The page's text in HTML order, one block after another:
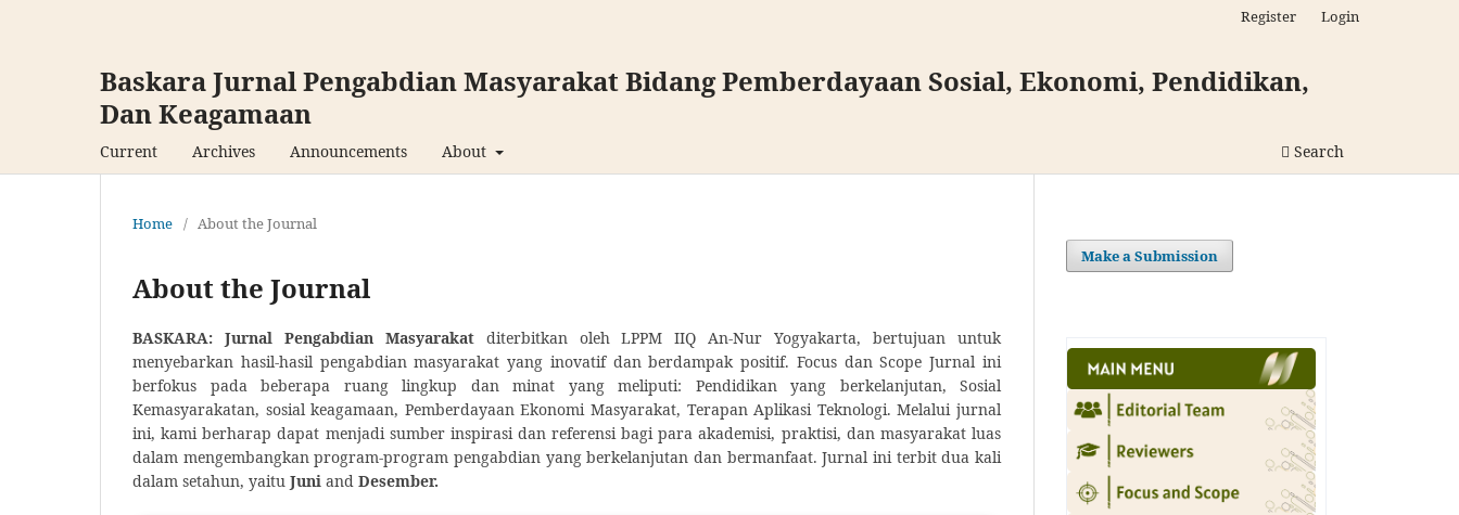
Baskara Jurnal Pengabdian Masyarakat Bidang Pemberdayaan Sosial, Ekonomi, Pendidikan,
Dan Keagamaan
Current Archives Announcements About Search
Register Login
Home / About the Journal
About the Journal
BASKARA: Jurnal Pengabdian Masyarakatditerbitkan oleh LPPM IIQ An-Nur Yogyakarta, bertujuan untuk
menyebarkan hasil-hasil pengabdian masyarakat yang inovatif dan berdampak positif. Focus dan Scope Jurnal ini
berfokus pada beberapa ruang lingkup dan minat yang meliputi: Pendidikan yang berkelanjutan, Sosial
Kemasyarakatan, sosial keagamaan, Pemberdayaan Ekonomi Masyarakat, Terapan Aplikasi Teknologi. Melalui jurnal
ini, kami berharap dapat menjadi sumber inspirasi dan referensi bagi para akademisi, praktisi, dan masyarakat luas
dalam mengembangkan program-program pengabdian yang berkelanjutan dan bermanfaat. Jurnal ini terbit dua kali
dalam setahun, yaitu Juni and Desember.
Make a Submission